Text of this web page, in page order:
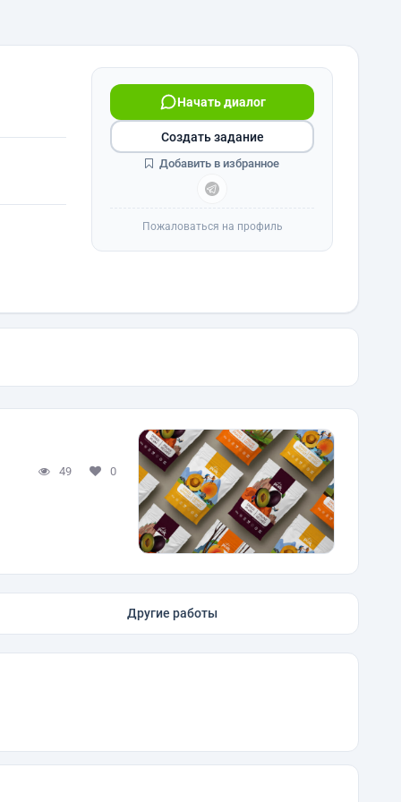
Начать диалог
Создать задание
Добавить в избранное
Пожаловаться на профиль
49 0
Другие работы